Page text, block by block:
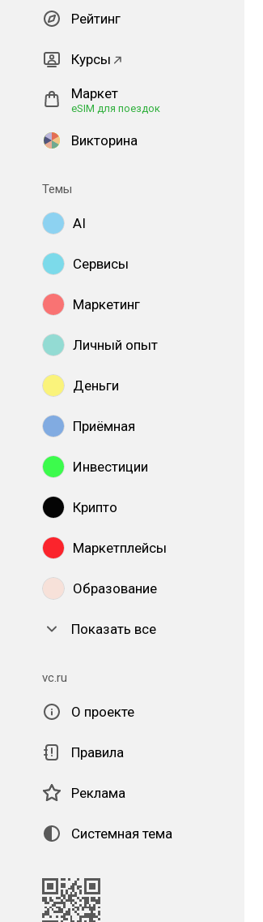
Рейтинг
Курсы
Маркет
eSIM для поездок
Викторина
Темы
AI
Сервисы
Маркетинг
Личный опыт
Деньги
Приёмная
Инвестиции
Крипто
Маркетплейсы
Образование
Показать все
vc.ru
О проекте
Правила
Реклама
Системная тема